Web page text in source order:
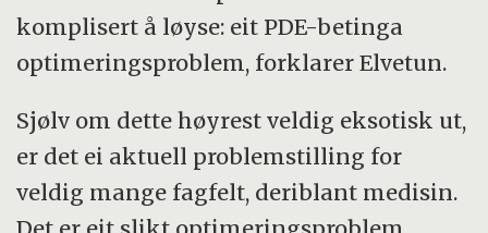
komplisert å løyse: eit PDE-betinga
optimeringsproblem, forklarer Elvetun.
Sjølv om dette høyrest veldig eksotisk ut,
er det ei aktuell problemstilling for
veldig mange fagfelt, deriblant medisin.